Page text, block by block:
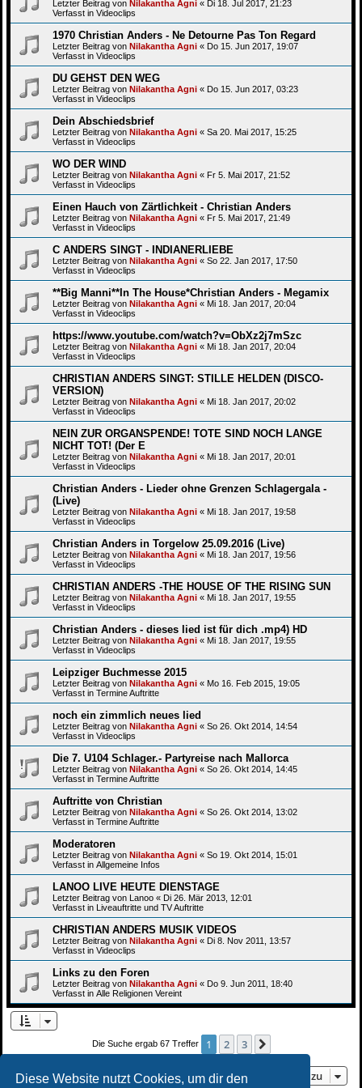
Diese Website nutzt Cookies, um dir den
Letzter Beitrag von Nilakantha Agni « Di 18. Jul 2017, 21:23
Verfasst in Videoclips
1970 Christian Anders - Ne Detourne Pas Ton Regard
Letzter Beitrag von Nilakantha Agni « Do 15. Jun 2017, 19:07
Verfasst in Videoclips
DU GEHST DEN WEG
Letzter Beitrag von Nilakantha Agni « Do 15. Jun 2017, 03:23
Verfasst in Videoclips
Dein Abschiedsbrief
Letzter Beitrag von Nilakantha Agni « Sa 20. Mai 2017, 15:25
Verfasst in Videoclips
WO DER WIND
Letzter Beitrag von Nilakantha Agni « Fr 5. Mai 2017, 21:52
Verfasst in Videoclips
Einen Hauch von Zärtlichkeit - Christian Anders
Letzter Beitrag von Nilakantha Agni « Fr 5. Mai 2017, 21:49
Verfasst in Videoclips
C ANDERS SINGT - INDIANERLIEBE
Letzter Beitrag von Nilakantha Agni « So 22. Jan 2017, 17:50
Verfasst in Videoclips
**Big Manni**In The House*Christian Anders - Megamix
Letzter Beitrag von Nilakantha Agni « Mi 18. Jan 2017, 20:04
Verfasst in Videoclips
https://www.youtube.com/watch?v=ObXz2j7mSzc
Letzter Beitrag von Nilakantha Agni « Mi 18. Jan 2017, 20:04
Verfasst in Videoclips
CHRISTIAN ANDERS SINGT: STILLE HELDEN (DISCO-
VERSION)
Letzter Beitrag von Nilakantha Agni « Mi 18. Jan 2017, 20:02
Verfasst in Videoclips
NEIN ZUR ORGANSPENDE! TOTE SIND NOCH LANGE
NICHT TOT! (Der E
Letzter Beitrag von Nilakantha Agni « Mi 18. Jan 2017, 20:01
Verfasst in Videoclips
Christian Anders - Lieder ohne Grenzen Schlagergala -
(Live)
Letzter Beitrag von Nilakantha Agni « Mi 18. Jan 2017, 19:58
Verfasst in Videoclips
Christian Anders in Torgelow 25.09.2016 (Live)
Letzter Beitrag von Nilakantha Agni « Mi 18. Jan 2017, 19:56
Verfasst in Videoclips
CHRISTIAN ANDERS -THE HOUSE OF THE RISING SUN
Letzter Beitrag von Nilakantha Agni « Mi 18. Jan 2017, 19:55
Verfasst in Videoclips
Christian Anders - dieses lied ist für dich .mp4) HD
Letzter Beitrag von Nilakantha Agni « Mi 18. Jan 2017, 19:55
Verfasst in Videoclips
Leipziger Buchmesse 2015
Letzter Beitrag von Nilakantha Agni « Mo 16. Feb 2015, 19:05
Verfasst in Termine Auftritte
noch ein zimmlich neues lied
Letzter Beitrag von Nilakantha Agni « So 26. Okt 2014, 14:54
Verfasst in Videoclips
Die 7. U104 Schlager.- Partyreise nach Mallorca
Letzter Beitrag von Nilakantha Agni « So 26. Okt 2014, 14:45
Verfasst in Termine Auftritte
Auftritte von Christian
Letzter Beitrag von Nilakantha Agni « So 26. Okt 2014, 13:02
Verfasst in Termine Auftritte
Moderatoren
Letzter Beitrag von Nilakantha Agni « So 19. Okt 2014, 15:01
Verfasst in Allgemeine Infos
LANOO LIVE HEUTE DIENSTAGE
Letzter Beitrag von Lanoo « Di 26. Mär 2013, 12:01
Verfasst in Liveauftritte und TV Auftritte
CHRISTIAN ANDERS MUSIK VIDEOS
Letzter Beitrag von Nilakantha Agni « Di 8. Nov 2011, 13:57
Verfasst in Videoclips
Links zu den Foren
Letzter Beitrag von Nilakantha Agni « Do 9. Jun 2011, 18:40
Verfasst in Alle Religionen Vereint
Die Suche ergab 67 Treffer 1 2 3
Gehe zu